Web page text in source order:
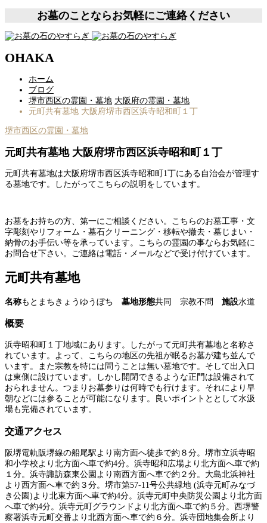
お墓のことならお気軽にご連絡ください
OHAKA
ホーム
ブログ
堺市西区の霊園・墓地 大阪府の霊園・墓地
元町共有墓地 大阪府堺市西区浜寺昭和町１丁
堺市西区の霊園・墓地
元町共有墓地 大阪府堺市西区浜寺昭和町１丁
元町共有墓地は大阪府堺市西区浜寺昭和町1丁にある自治会が管理す
る墓地です。したがってこちらの説明をしています。
お墓をお持ちの方、第一にご相談ください。こちらのお墓工事・文
字彫刻やリフォーム・墓石クリーニング・移転や撤去・墓じまい・
納骨のお手伝い等を承っています。こちらの霊園の事ならお気軽に
お問合せ下さい。ご連絡は電話・メールなどで受け付けています。
元町共有墓地
名称もとまちきょうゆうぼち 墓地形態共同 宗教不問 施設水道
概要
浜寺昭和町１丁地域にあります。したがって元町共有墓地と名称さ
れています。よって、こちらの地区の先祖が眠るお墓が建ち並んで
います。また宗教を特には問うことは無い墓地です。そして出入口
は東側に設けています。しかし開閉できるような正門は設備されて
おられません。つまりお墓参りは何時でも行けます。それにより早
朝などには参ることが可能になります。良いポイントととして水汲
場も完備されています。
交通アクセス
阪堺電軌阪堺線の船尾駅より南方面へ徒歩で約８分。堺市立浜寺昭
和小学校より北方面へ車で約4分。浜寺昭和広場より北方面へ車で約
１分。浜寺諏訪森東公園より南西方面へ車で約２分。大島北浜神社
より西方面へ車で約３分。堺市第57-11号公共緑地 (浜寺元町みなづ
き公園)より北東方面へ車で約4分。浜寺元町中央防災公園より北方面
へ車で約4分。浜寺元町グラウンドより北方面へ車で約５分。西堺警
察署浜寺元町交番より北西方面へ車で約６分。浜寺団地集会所より